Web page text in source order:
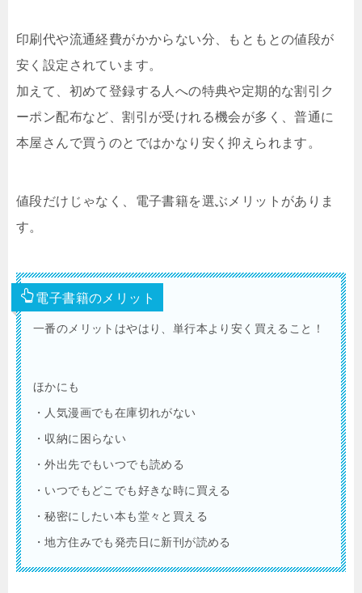
印刷代や流通経費がかからない分、もともとの値段が
安く設定されています。
加えて、初めて登録する人への特典や定期的な割引ク
ーポン配布など、割引が受けれる機会が多く、普通に
本屋さんで買うのとではかなり安く抑えられます。
値段だけじゃなく、電子書籍を選ぶメリットがありま
す。
電子書籍のメリット
一番のメリットはやはり、単行本より安く買えること！
ほかにも
・人気漫画でも在庫切れがない
・収納に困らない
・外出先でもいつでも読める
・いつでもどこでも好きな時に買える
・秘密にしたい本も堂々と買える
・地方住みでも発売日に新刊が読める